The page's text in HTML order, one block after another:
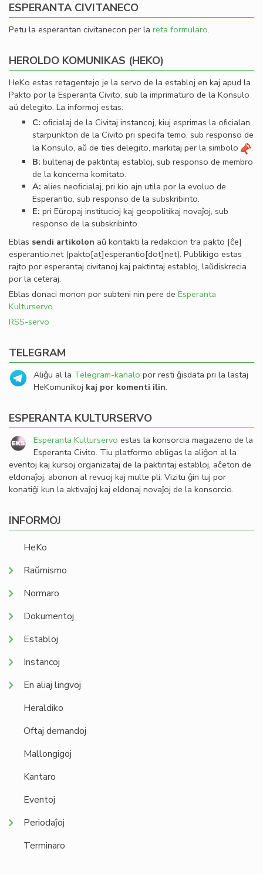
ESPERANTA CIVITANECO
Petu la esperantan civitanecon per la reta formularo.
HEROLDO KOMUNIKAS (HEKO)
HeKo estas retagentejo je la servo de la establoj en kaj apud la
Pakto por la Esperanta Civito, sub la imprimaturo de la Konsulo
aŭ delegito. La informoj estas:
C: oﬁcialaj de la Civitaj instancoj, kiuj esprimas la oﬁcialan
starpunkton de la Civito pri specifa temo, sub responso de
la Konsulo, aŭ de ties delegito, markitaj per la simbolo
.
B: bultenaj de paktintaj establoj, sub responso de membro
de la koncerna komitato.
A: alies neoﬁcialaj, pri kio ajn utila por la evoluo de
Esperantio, sub responso de la subskribinto.
E: pri Eŭropaj institucioj kaj geopolitikaj novaĵoj, sub
responso de la subskribinto.
Eblas sendi artikolon aŭ kontakti la redakcion tra pakto [ĉe]
esperantio.net(pakto[at]esperantio[dot]net). Publikigo estas
rajto por esperantaj civitanoj kaj paktintaj establoj, laŭdiskrecia
por la ceteraj.
Eblas donaci monon por subteni nin pere de Esperanta
Kulturservo.
RSS-servo
TELEGRAM
Aliĝu al la Telegram-kanalo por resti ĝisdata pri la lastaj
HeKomunikoj kaj por komenti ilin.
ESPERANTA KULTURSERVO
Esperanta Kulturservo estas la konsorcia magazeno de la
Esperanta Civito. Tiu platformo ebligas la aliĝon al la
eventoj kaj kursoj organizataj de la paktintaj establoj, aĉeton de
eldonaĵoj, abonon al revuoj kaj multe pli. Vizitu ĝin tuj por
konatiĝi kun la aktivaĵoj kaj eldonaj novaĵoj de la konsorcio.
INFORMOJ
HeKo
Raŭmismo
Normaro
Dokumentoj
Establoj
Instancoj
En aliaj lingvoj
Heraldiko
Oftaj demandoj
Mallongigoj
Kantaro
Eventoj
Periodaĵoj
Terminaro